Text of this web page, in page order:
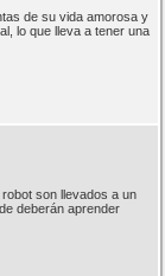
de su vida amorosa y
lo que lleva a tener una
son llevados a un
deberán aprender